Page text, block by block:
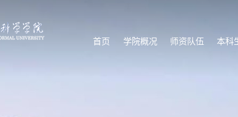
首页 学院概况 师资队伍 本科